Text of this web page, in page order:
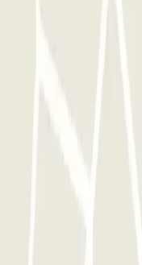
a la llegada para
has reservado, el
de control, salvo
temporal o definitiva
sala remota emitirá
debido.